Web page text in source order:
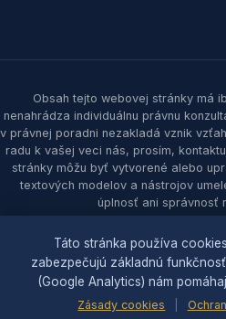
Obsah tejto webovej stránky má
nenahrádza individuálnu právnu
v právnej poradni nezakladá vznik
radu k vašej veci nás, prosím,
stránky môžu byť vytvorené alebo
textových modelov a nástrojov
úplnosť ani správnosť
© 2026 Samec & partners, s. r.
Ochrana osobných údajov |
cookies
|
Táto stránka používa
zabezpečujú základnú
(Google Analytics) nám
Zásady cookies